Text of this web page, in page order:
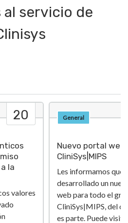
servicio de
20
la
valores
General
Nuevo portal web
CliniSys|MIPS
Les informamos que
desarrollado un
web para todo el
CliniSys|MIPS, del
es parte. Puede